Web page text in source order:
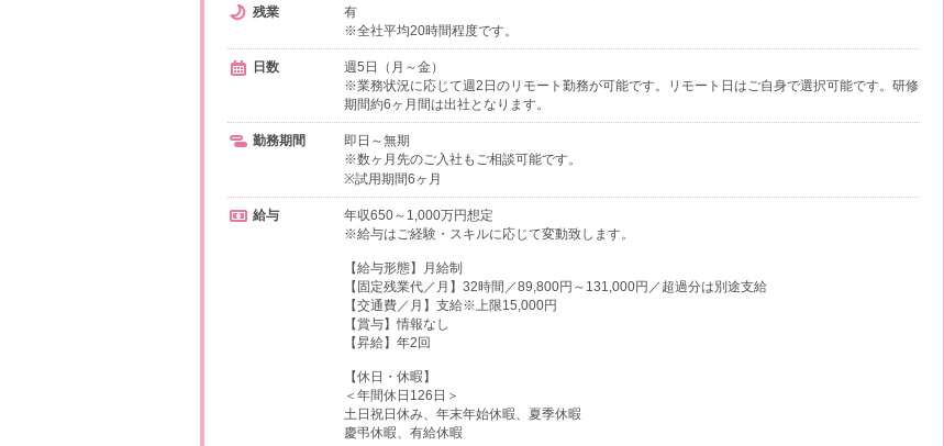
残業
有
※全社平均20時間程度です。
日数
週5日（月～金）
※業務状況に応じて週2日のリモート勤務が可能です。リモート日はご自身で選択可能です。研修
期間約6ヶ月間は出社となります。
勤務期間
即日～無期
※数ヶ月先のご入社もご相談可能です。
※試用期間6ヶ月
給与
年収650～1,000万円想定
※給与はご経験・スキルに応じて変動致します。
【給与形態】月給制
【固定残業代／月】32時間／89,800円～131,000円／超過分は別途支給
【交通費／月】支給※上限15,000円
【賞与】情報なし
【昇給】年2回
【休日・休暇】
＜年間休日126日＞
土日祝日休み、年末年始休暇、夏季休暇
慶弔休暇、有給休暇